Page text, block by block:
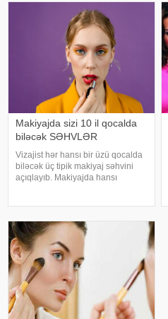
və şəxsi seçimlərinə münasibətin
Makiyajda sizi 10 il qocalda
biləcək SƏHVLƏR
Vizajist hər hansı bir üzü qocalda
biləcək üç tipik makiyaj səhvini
açıqlayıb. Makiyajda hansı
"YouTube" izləyicis